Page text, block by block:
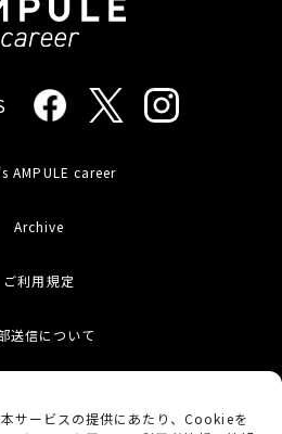
サービスの提供にあたり、Cookieを
AMPULE career
Archive
ご利用規定
送信について